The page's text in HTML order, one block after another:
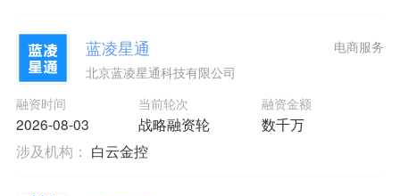
蓝凌星通
北京蓝凌星通科技有限公司
融资时间
2026-08-03
当前轮次
战略融资轮
融资金额
数千万
电商服务
涉及机构： 白云金控